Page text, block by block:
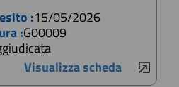
:15/05/2026
:G00009
Visualizza scheda